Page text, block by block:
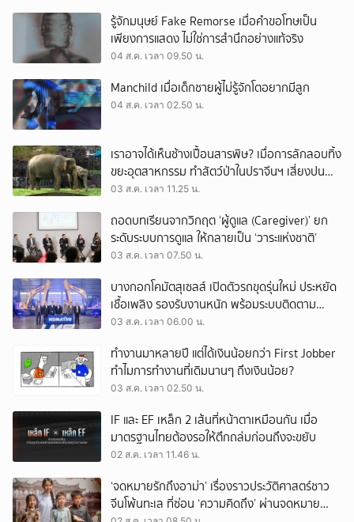
รู้จักมนุษย์ Fake Remorse เมื่อคำขอโทษเป็น
เพียงการแสดง ไม่ใช่การสำนึกอย่างแท้จริง
04 ส.ค. เวลา 09.50 น.
Manchild เมื่อเด็กชายผู้ไม่รู้จักโตอยากมีลูก
04 ส.ค. เวลา 02.50 น.
เราอาจได้เห็นช้างเปื้อนสารพิษ? เมื่อการลักลอบทิ้ง
ขยะอุตสาหกรรม ทำสัตว์ป่าในปราจีนฯ เสี่ยงปน
เปื้อน
03 ส.ค. เวลา 11.25 น.
ถอดบทเรียนจากวิกฤต ‘ผู้ดูแล (Caregiver)’ ยก
ระดับระบบการดูแล ให้กลายเป็น ‘วาระแห่งชาติ’
03 ส.ค. เวลา 07.50 น.
บางกอกโคมัตสุเซลส์ เปิดตัวรถขุดรุ่นใหม่ ประหยัด
เชื้อเพลิง รองรับงานหนัก พร้อมระบบติดตาม
เครื่องจักรผ่านดาวเทียม
03 ส.ค. เวลา 06.00 น.
ทำงานมาหลายปี แต่ได้เงินน้อยกว่า First Jobber
ทำไมการทำงานที่เดิมนานๆ ถึงเงินน้อย?
03 ส.ค. เวลา 02.50 น.
IF และ EF เหล็ก 2 เส้นที่หน้าตาเหมือนกัน เมื่อ
มาตรฐานไทยต้องรอให้ตึกถล่มก่อนถึงจะขยับ
02 ส.ค. เวลา 11.46 น.
‘จดหมายรักถึงอาม่า’ เรื่องราวประวัติศาสตร์ชาว
จีนโพ้นทะเล ที่ซ่อน ‘ความคิดถึง’ ผ่านจดหมาย